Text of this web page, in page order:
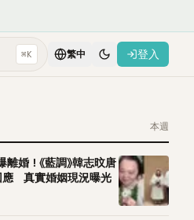
⌘K 繁中 登入
本週
離婚！《藍調》韓志旼唐
應 真實婚姻現況曝光